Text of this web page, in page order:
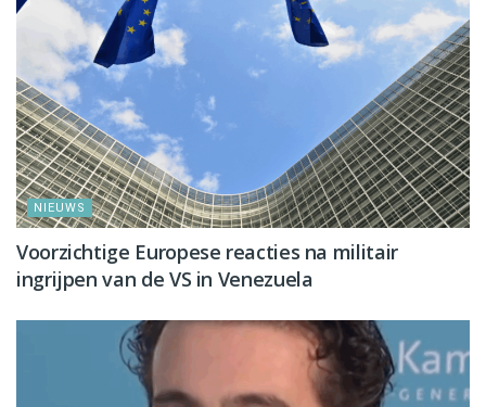
NIEUWS
Voorzichtige Europese reacties na militair
ingrijpen van de VS in Venezuela